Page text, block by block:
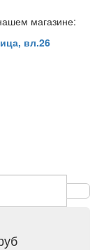
магазине:
вл.26